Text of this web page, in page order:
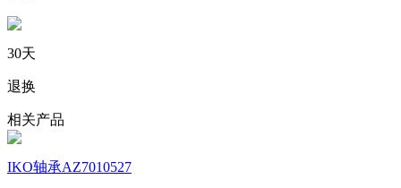
30天
退换
相关产品
IKO轴承AZ7010527